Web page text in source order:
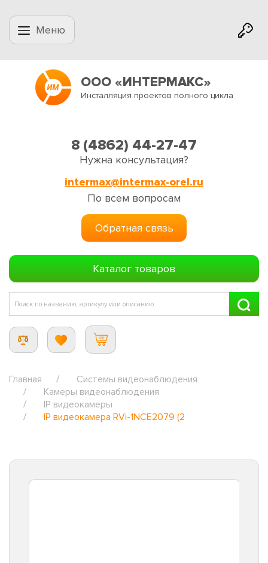
Меню
ООО «ИНТЕРМАКС»
Инсталляция проектов полного цикла
8 (4862) 44-27-47
Нужна консультация?
intermax@intermax-orel.ru
По всем вопросам
Обратная связь
Каталог товаров
Главная
Системы видеонаблюдения
Камеры видеонаблюдения
IP видеокамеры
IP видеокамера RVi-1NCE2079 (2